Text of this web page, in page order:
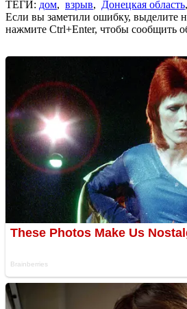
ТЕГИ: дом, взрыв, Донецкая область,
Если вы заметили ошибку, выделите
нажмите Ctrl+Enter, чтобы сообщить